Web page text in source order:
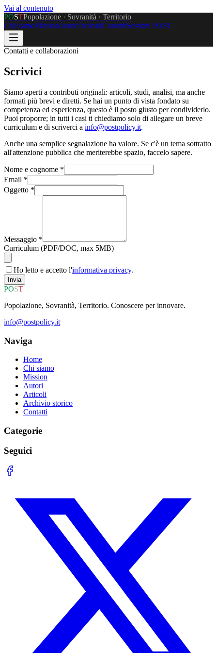
Vai al contenuto
POSTPopolazione · Sovranità · Territorio
Chi siamoMissionAutoriArticoliContattiSostieni POST
Contatti e collaborazioni
Scrivici
Siamo aperti a contributi originali: articoli, studi, analisi, ma anche
formati più brevi e diretti. Se hai un punto di vista fondato su
competenza ed esperienza, questo è il posto giusto per condividerlo.
Puoi proporre; in tutti i casi ti chiediamo solo di allegare un breve
curriculum e di scriverci a info@postpolicy.it.
Anche una semplice segnalazione ha valore. Se c'è un tema sottratto
all'attenzione pubblica che meriterebbe spazio, faccelo sapere.
Nome e cognome *
Email *
Oggetto *
Messaggio *
Curriculum (PDF/DOC, max 5MB)
Ho letto e accetto l'informativa privacy.
Invia
POST
Popolazione, Sovranità, Territorio. Conoscere per innovare.
info@postpolicy.it
Naviga
Home
Chi siamo
Mission
Autori
Articoli
Archivio storico
Contatti
Categorie
Seguici